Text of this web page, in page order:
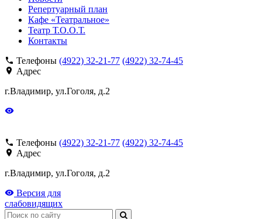
Репертуарный план
Кафе «Театральное»
Театр Т.О.О.Т.
Контакты
Телефоны (4922) 32-21-77 (4922) 32-74-45
Адрес
г.Владимир, ул.Гоголя, д.2
Телефоны (4922) 32-21-77 (4922) 32-74-45
Адрес
г.Владимир, ул.Гоголя, д.2
Версия для
слабовидящих
Поиск